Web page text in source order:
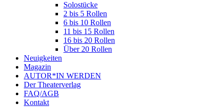
Solostücke
2 bis 5 Rollen
6 bis 10 Rollen
11 bis 15 Rollen
16 bis 20 Rollen
Über 20 Rollen
Neuigkeiten
Magazin
AUTOR*IN WERDEN
Der Theaterverlag
FAQ/AGB
Kontakt